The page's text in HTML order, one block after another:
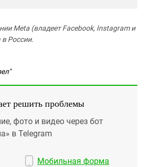
Meta (владеет Facebook, Instagram и
России.
решить проблемы
фото и видео через бот
в Telegram
Мобильная форма